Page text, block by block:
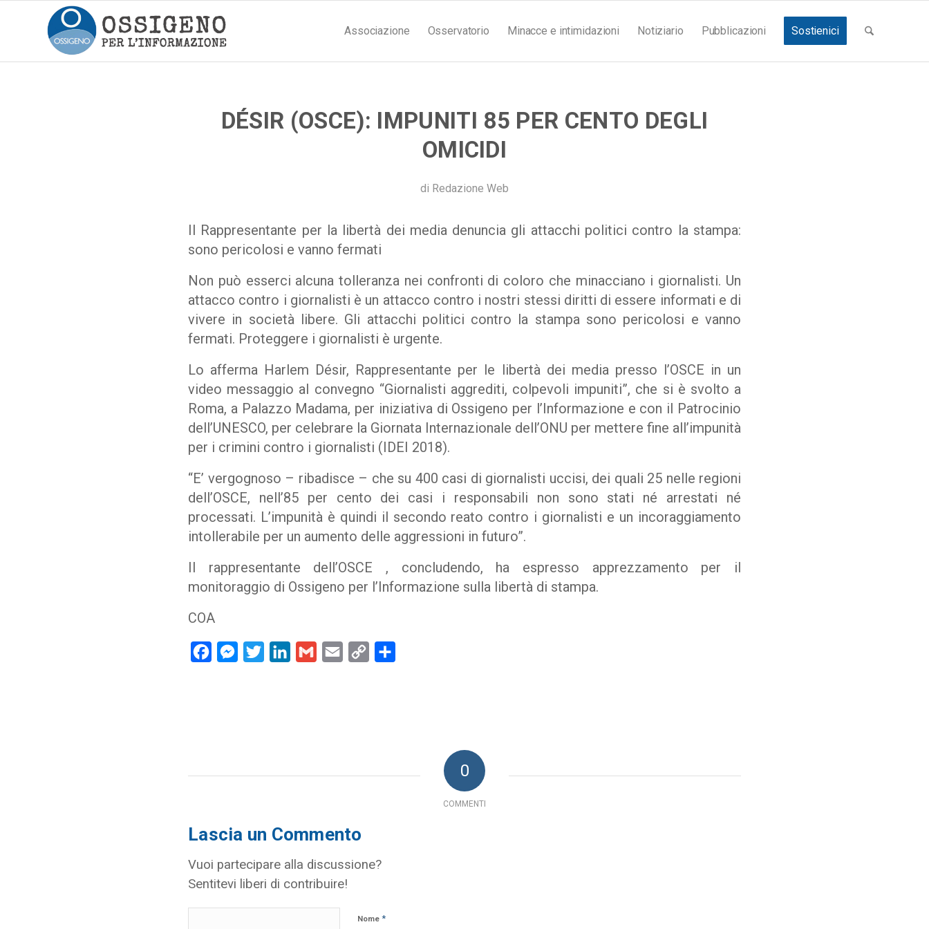
Associazione Osservatorio Minacce e intimidazioni Notiziario Pubblicazioni Sostienici
DÉSIR (OSCE): IMPUNITI 85 PER CENTO DEGLI
OMICIDI
di Redazione Web
Il Rappresentante per la libertà dei media denuncia gli attacchi politici contro la stampa:
sono pericolosi e vanno fermati
Non può esserci alcuna tolleranza nei confronti di coloro che minacciano i giornalisti. Un
attacco contro i giornalisti è un attacco contro i nostri stessi diritti di essere informati e di
vivere in società libere. Gli attacchi politici contro la stampa sono pericolosi e vanno
fermati. Proteggere i giornalisti è urgente.
Lo afferma Harlem Désir, Rappresentante per le libertà dei media presso l’OSCE in un
video messaggio al convegno “Giornalisti aggrediti, colpevoli impuniti”, che si è svolto a
Roma, a Palazzo Madama, per iniziativa di Ossigeno per l’Informazione e con il Patrocinio
dell’UNESCO, per celebrare la Giornata Internazionale dell’ONU per mettere fine all’impunità
per i crimini contro i giornalisti (IDEI 2018).
“E’ vergognoso – ribadisce – che su 400 casi di giornalisti uccisi, dei quali 25 nelle regioni
dell’OSCE, nell’85 per cento dei casi i responsabili non sono stati né arrestati né
processati. L’impunità è quindi il secondo reato contro i giornalisti e un incoraggiamento
intollerabile per un aumento delle aggressioni in futuro”.
Il rappresentante dell’OSCE , concludendo, ha espresso apprezzamento per il
monitoraggio di Ossigeno per l’Informazione sulla libertà di stampa.
COA
FacebookMessenger
Twitter LinkedInGmail Email
Copy
0
COMMENTI
Lascia un Commento
Vuoi partecipare alla discussione?
Sentitevi liberi di contribuire!
Nome *